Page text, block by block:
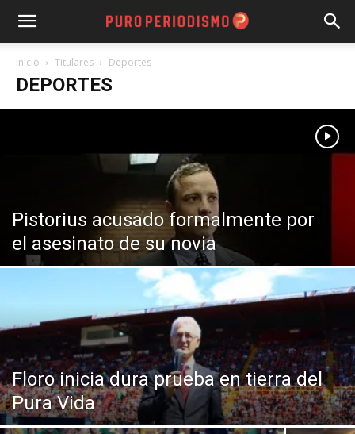
Inicio Titulares Deportes
DEPORTES
Pistorius acusado formalmente por
el asesinato de su novia
Floro inicia dura prueba en tierra del
Pura Vida